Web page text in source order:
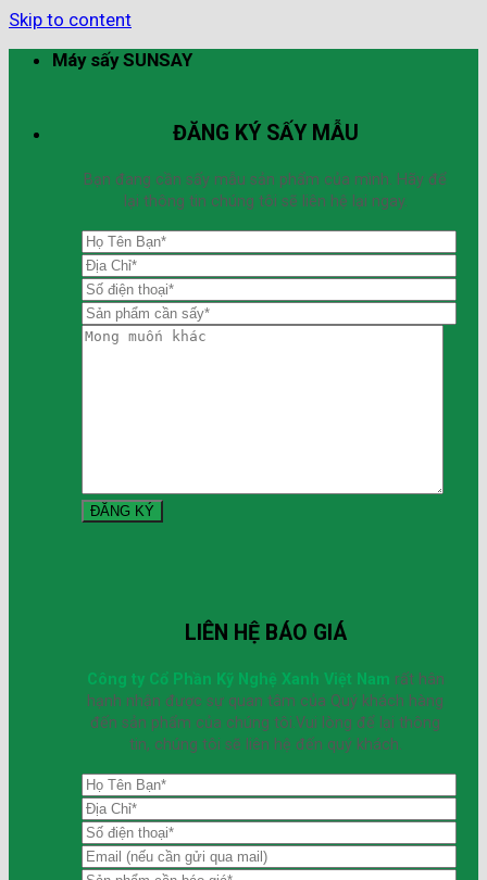
Skip to content
Máy sấy SUNSAY
ĐĂNG KÝ SẤY MẪU
Bạn đang cần sấy mẫu sản phẩm của mình. Hãy để
lại thông tin chúng tôi sẽ liên hệ lại ngay.
LIÊN HỆ BÁO GIÁ
Công ty Cổ Phần Kỹ Nghệ Xanh Việt Nam rất hân
hạnh nhận được sự quan tâm của Quý khách hàng
đến sản phẩm của chúng tôi.Vui lòng để lại thông
tin, chúng tôi sẽ liên hệ đến quý khách.